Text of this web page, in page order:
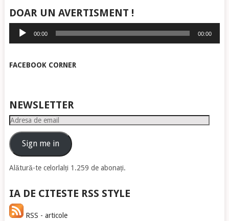
DOAR UN AVERTISMENT !
Player
audio
00:00 00:00
FACEBOOK CORNER
NEWSLETTER
Adresa
emailSign me in
Alătură-te celorlalți 1.259 de abonați.
IA DE CITESTE RSS STYLE
RSS - articole